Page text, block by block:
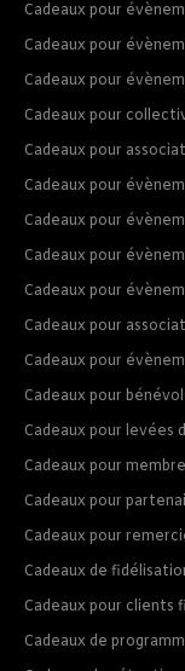
Cadeaux pour
Cadeaux pour
Cadeaux pour
Cadeaux pour
Cadeaux pour
Cadeaux pour
Cadeaux pour
Cadeaux pour
Cadeaux pour
Cadeaux pour
Cadeaux pour
Cadeaux pour
Cadeaux pour levées
Cadeaux pour
Cadeaux pour
Cadeaux pour
Cadeaux de
Cadeaux pour clients
Cadeaux de